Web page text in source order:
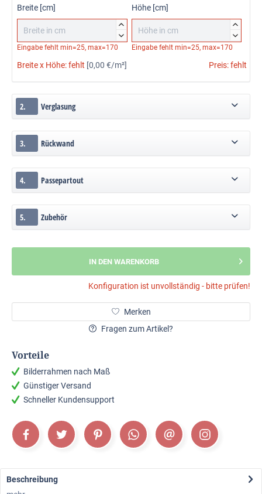
Breite [cm]


Höhe [cm]


Eingabe fehlt min=25, max=170 Eingabe fehlt min=25, max=170
Breite x Höhe:fehlt [0,00 €/m²] Preis:fehlt
2. Verglasung
3. Rückwand
4. Passepartout
5. Zubehör
IN DEN WARENKORB
Konfiguration ist unvollständig - bitte prüfen!
Merken
Fragen zum Artikel?
Vorteile
Bilderrahmen nach Maß
Günstiger Versand
Schneller Kundensupport
Beschreibung